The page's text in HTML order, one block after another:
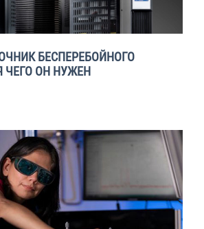
БЕСПЕРЕБОЙНОГО
ЧЕГО ОН НУЖЕН